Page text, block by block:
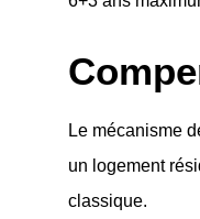
Le mécanisme
un logement
classique.